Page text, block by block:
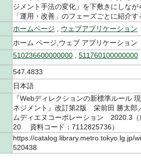
ジメント手法の変化」を下敷きにしな
「運用・改善」のフェーズごとに紹介す
ホームページ
ウェブアプリケーション
ホーム ページ,ウェブ アプリケーション
510236600000000 511760100000000
547.4833
日本語
『Webディレクションの新標準ルール
ネジメント』改訂第2版 栄前田 勝太
ムディエヌコーポレーション 2020.3
20 資料コード：7112825736）
https://catalog.library.metro.tokyo.lg.jp/
520438